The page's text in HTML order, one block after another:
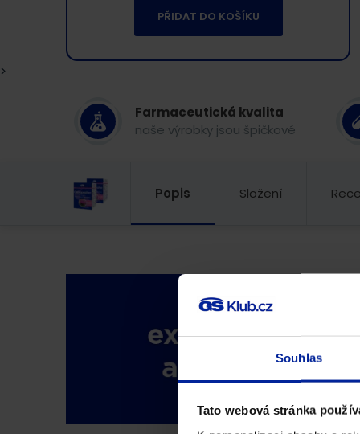
Souhlas
Tato webová stránka
PŘIDAT DO KOŠÍKU
>
Farmaceutická kvalita
naše výrobky jsou špičkové
Popis Složení